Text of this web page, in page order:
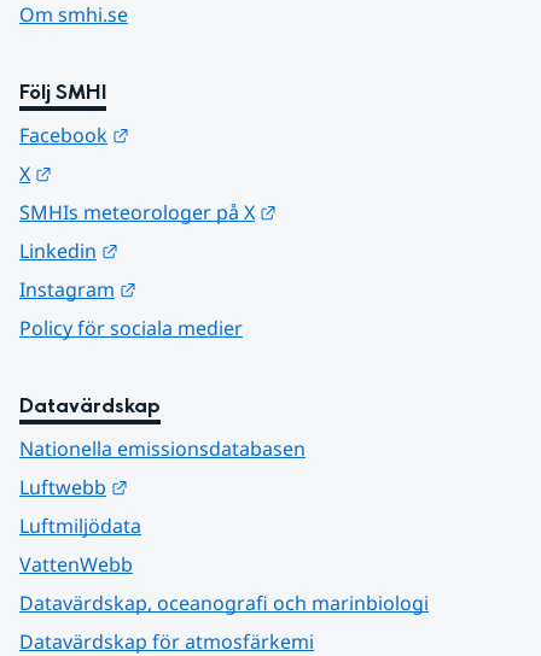
Om smhi.se
Följ SMHI
Facebook
X
SMHIs meteorologer på X
Linkedin
Instagram
Policy för sociala medier
Datavärdskap
Nationella emissionsdatabasen
Luftwebb
Luftmiljödata
VattenWebb
Datavärdskap, oceanografi och marinbiologi
Datavärdskap för atmosfärkemi